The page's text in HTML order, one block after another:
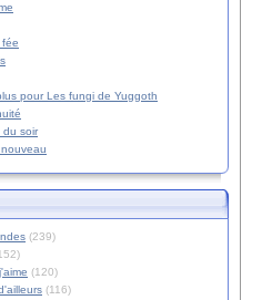
fée
pour Les fungi de Yuggoth
du soir
(239)
(120)
(116)